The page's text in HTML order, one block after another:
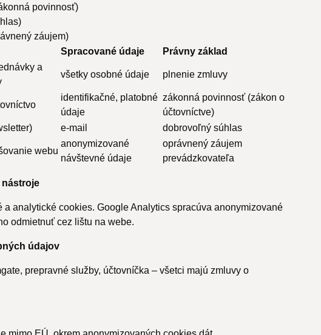
povinnosť)
záujem)
Spracované údaje
Právny základ
a
všetky osobné údaje plnenie zmluvy
identifikačné, platobné
údaje
zákonná povinnosť (zákon o
účtovníctve)
e‑mail dobrovoľný súhlas
webu
anonymizované
návštevné údaje
oprávnený záujem
prevádzkovateľa
nástroje
a analytické cookies. Google Analytics spracúva anonymizované
odmietnuť cez lištu na webe.
údajov
prepravné služby, účtovníčka – všetci majú zmluvy o